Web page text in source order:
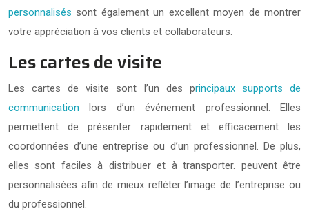
personnalisés sont également un excellent moyen de montrer
votre appréciation à vos clients et collaborateurs.
Les cartes de visite
Les cartes de visite sont l’un des principaux supports de
communication lors d’un événement professionnel. Elles
permettent de présenter rapidement et efficacement les
coordonnées d’une entreprise ou d’un professionnel. De plus,
elles sont faciles à distribuer et à transporter. peuvent être
personnalisées afin de mieux refléter l’image de l’entreprise ou
du professionnel.